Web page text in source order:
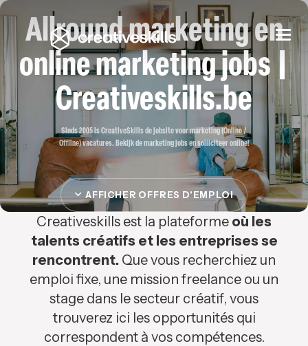
Allround marketing en
online marketing jobs |
Creativeskills.be
Sinds 2005 is CreativeSkills de jobsite voor marketing (Online /
Offline) vacatures. Bekijk de marketing jobs en solliciteer online!
AFFICHER OFFRES D'EMPLOI
Creativeskills est la plateforme où les
talents créatifs et les entreprises se
rencontrent. Que vous recherchiez un
emploi fixe, une mission freelance ou un
stage dans le secteur créatif, vous
trouverez ici les opportunités qui
correspondent à vos compétences.